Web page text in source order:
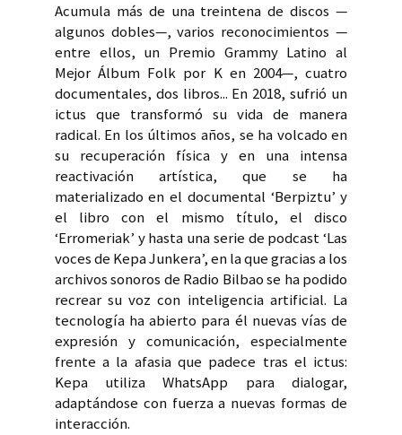
Acumula más de una treintena de discos —
algunos dobles—, varios reconocimientos —
entre ellos, un Premio Grammy Latino al
Mejor Álbum Folk por K en 2004—, cuatro
documentales, dos libros... En 2018, sufrió un
ictus que transformó su vida de manera
radical. En los últimos años, se ha volcado en
su recuperación física y en una intensa
reactivación artística, que se ha
materializado en el documental ‘Berpiztu’ y
el libro con el mismo título, el disco
‘Erromeriak’ y hasta una serie de podcast ‘Las
voces de Kepa Junkera’, en la que gracias a los
archivos sonoros de Radio Bilbao se ha podido
recrear su voz con inteligencia artificial. La
tecnología ha abierto para él nuevas vías de
expresión y comunicación, especialmente
frente a la afasia que padece tras el ictus:
Kepa utiliza WhatsApp para dialogar,
adaptándose con fuerza a nuevas formas de
interacción.